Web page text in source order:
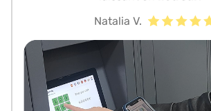
Natalia V.